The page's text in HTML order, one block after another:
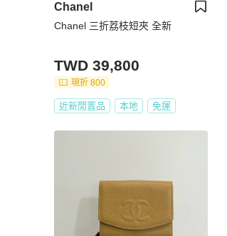
Chanel
Chanel 三折荔枝短夾 全新
TWD 39,800
現折 800
近新閒置品 本地 免運